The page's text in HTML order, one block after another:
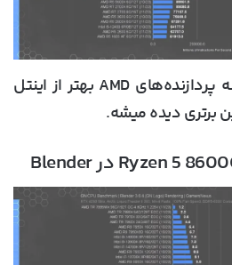
در استخراج داده همیشه پردازنده‌های AMD بهتر از اینتل
برتری دیده میشه.